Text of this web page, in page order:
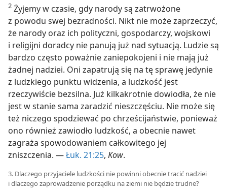
2 Żyjemy w czasie, gdy narody są zatrwożone
z powodu swej bezradności. Nikt nie może zaprzeczyć,
że narody oraz ich polityczni, gospodarczy, wojskowi
i religijni doradcy nie panują już nad sytuacją. Ludzie są
bardzo często poważnie zaniepokojeni i nie mają już
żadnej nadziei. Oni zapatrują się na tę sprawę jedynie
z ludzkiego punktu widzenia, a ludzkość jest
rzeczywiście bezsilna. Już kilkakrotnie dowiodła, że nie
jest w stanie sama zaradzić nieszczęściu. Nie może się
też niczego spodziewać po chrześcijaństwie, ponieważ
ono również zawiodło ludzkość, a obecnie nawet
zagraża spowodowaniem całkowitego jej
zniszczenia. —Łuk. 21:25, Kow.
3. Dlaczego przyjaciele ludzkości nie powinni obecnie tracić nadziei
i dlaczego zaprowadzenie porządku na ziemi nie będzie trudne?